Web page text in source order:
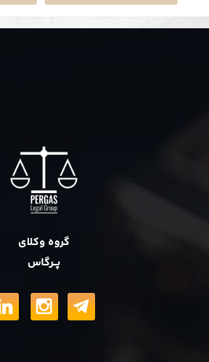
گروه وکلای
پــرگاس